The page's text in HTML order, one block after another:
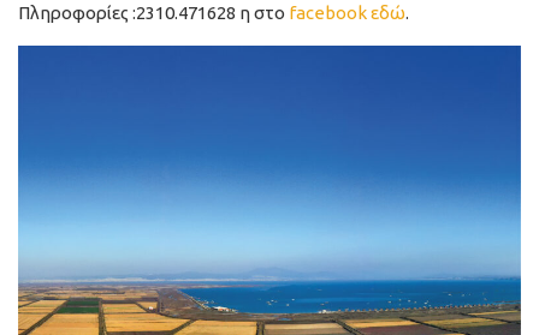
Πληροφορίες :2310.471628 η στο facebook εδώ.